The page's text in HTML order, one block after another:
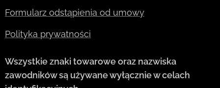
Formularz odstąpienia od umowy
Polityka prywatności
Wszystkie znaki towarowe oraz nazwiska
zawodników są używane wyłącznie w celach